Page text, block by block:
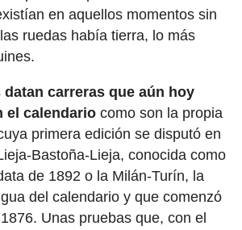
en aquellos momentos sin
ruedas había tierra, lo más
datan carreras que aún hoy
el calendariocomo son la propia
primera edición se disputó en
Bastoña-Lieja, conocida como
de 1892 o la Milán-Turín, la
del calendario y que comenzó
Unas pruebas que, con el